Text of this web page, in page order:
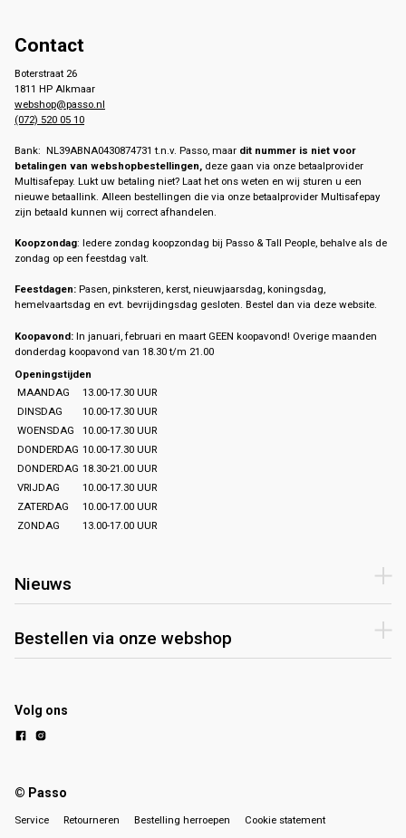
Contact
Boterstraat 26
1811 HP Alkmaar
webshop@passo.nl
(072) 520 05 10
Bank: NL39ABNA0430874731 t.n.v. Passo, maar dit nummer is niet voor
betalingen van webshopbestellingen, deze gaan via onze betaalprovider
Multisafepay. Lukt uw betaling niet? Laat het ons weten en wij sturen u een
nieuwe betaallink. Alleen bestellingen die via onze betaalprovider Multisafepay
zijn betaald kunnen wij correct afhandelen.
Koopzondag: Iedere zondag koopzondag bij Passo & Tall People, behalve als de
zondag op een feestdag valt.
Feestdagen: Pasen, pinksteren, kerst, nieuwjaarsdag, koningsdag,
hemelvaartsdag en evt. bevrijdingsdag gesloten. Bestel dan via deze website.
Koopavond: In januari, februari en maart GEEN koopavond! Overige maanden
donderdag koopavond van 18.30 t/m 21.00
Openingstijden
MAANDAG
13.00-17.30 UUR
DINSDAG
10.00-17.30 UUR
WOENSDAG
10.00-17.30 UUR
DONDERDAG 10.00-17.30 UUR
DONDERDAG 18.30-21.00 UUR
VRIJDAG
10.00-17.30 UUR
ZATERDAG
10.00-17.00 UUR
ZONDAG
13.00-17.00 UUR
Nieuws
Bestellen via onze webshop
Volg ons
© Passo
Service Retourneren Bestelling herroepen Cookie statement